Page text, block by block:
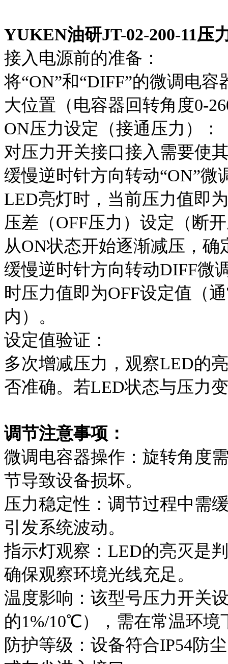
YUKEN油研JT-02-200-11压
接入电源前的准备：
将“ON”和“DIFF”的微调电
大位置（电容器回转角度0-
ON压力设定（接通压力）：
对压力开关接口接入需要使
缓慢逆时针方向转动“ON”
LED亮灯时，当前压力值即
压差（OFF压力）设定（断
从ON状态开始逐渐减压，
缓慢逆时针方向转动DIFF微
时压力值即为OFF设定值（
内）。
设定值验证：
多次增减压力，观察LED的
否准确。若LED状态与压力
调节注意事项：
微调电容器操作：旋转角度
节导致设备损坏。
压力稳定性：调节过程中需
引发系统波动。
指示灯观察：LED的亮灭是
确保观察环境光线充足。
温度影响：该型号压力开关
的1%/10℃），需在常温环境
防护等级：设备符合IP54防